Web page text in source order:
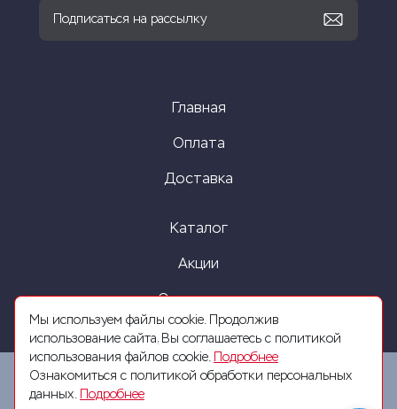
Главная
Оплата
Доставка
Каталог
Акции
О компании
Мы используем файлы cookie. Продолжив
использование сайта, Вы соглашаетесь с политикой
использования файлов cookie. Подробнее
Ознакомиться с политикой обработки персональных
данных. Подробнее